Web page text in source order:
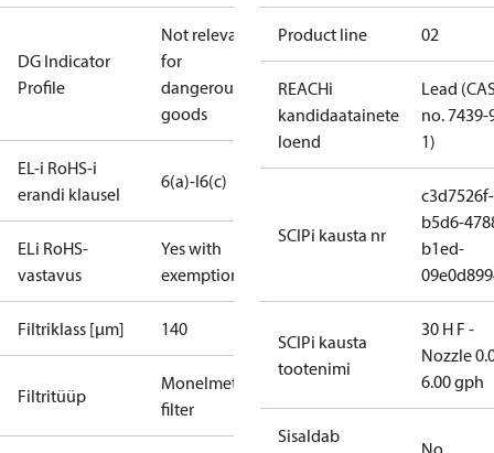
DG Indicator
Profile
Not relevant
for
dangerous
goods
EL-i RoHS-i
erandi klausel
6(a)-I6(c)
ELi RoHS-
vastavus
Yes with
exemptions
Filtriklass [µm] 140
Filtritüüp
Monelmetall
filter
Product line 02
REACHi
kandidaatainete
loend
Lead
no. 7439-
1)
SCIPi kausta nr
c3d7526f-
b5d6-
b1ed-
SCIPi kausta
tootenimi
30 H F -
Nozzle
6.00 gph
Sisaldab
No